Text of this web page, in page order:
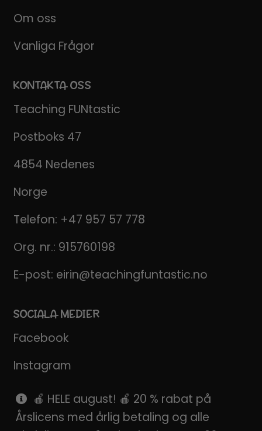
Om oss
Vanliga Frågor
KONTAKTA OSS
Teaching FUNtastic
Postboks 47
4854 Nedenes
Norge
Telefon: +47 957 57 778
Org. nr.: 915760198
E-post: eirin@teachingfuntastic.no
SOCIALA MEDIER
Facebook
Instagram
Pinterest
SnapChat
🍎 HELE august! 🍎 20 % rabat på
Årslicens med årlig betaling og alle